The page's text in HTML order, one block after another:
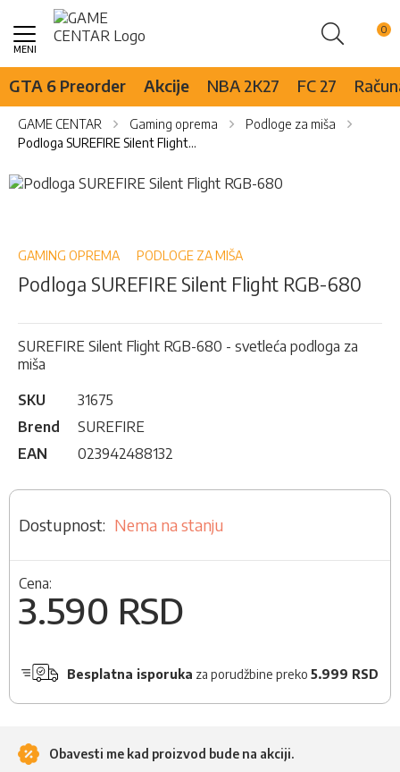
Pretraži
Skip
Content
GTA 6 Preorder Akcije NBA 2K27 FC 27
GAME CENTAR Gaming oprema
Podloge za miša
Podloga SUREFIRE Silent Flight RGB-680
Skip
of
images
beginning
the
gallery
GAMING OPREMA PODLOGE ZA MIŠA
Podloga SUREFIRE Silent Flight RGB-680
SUREFIRE Silent Flight RGB-680 - svetleća podloga za
miša
SKU
31675
Brend
SUREFIRE
EAN
023942488132
Nema na stanju
Cena:
3.590 RSD
Besplatna isporuka za porudžbine preko 5.999 RSD
Obavesti me kad proizvod bude na akciji.